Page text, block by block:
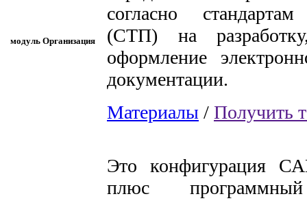
модуль Организация
согласно
(СТП) на
оформление
документации.
Материалы / Получить
Это конфигурация
плюс